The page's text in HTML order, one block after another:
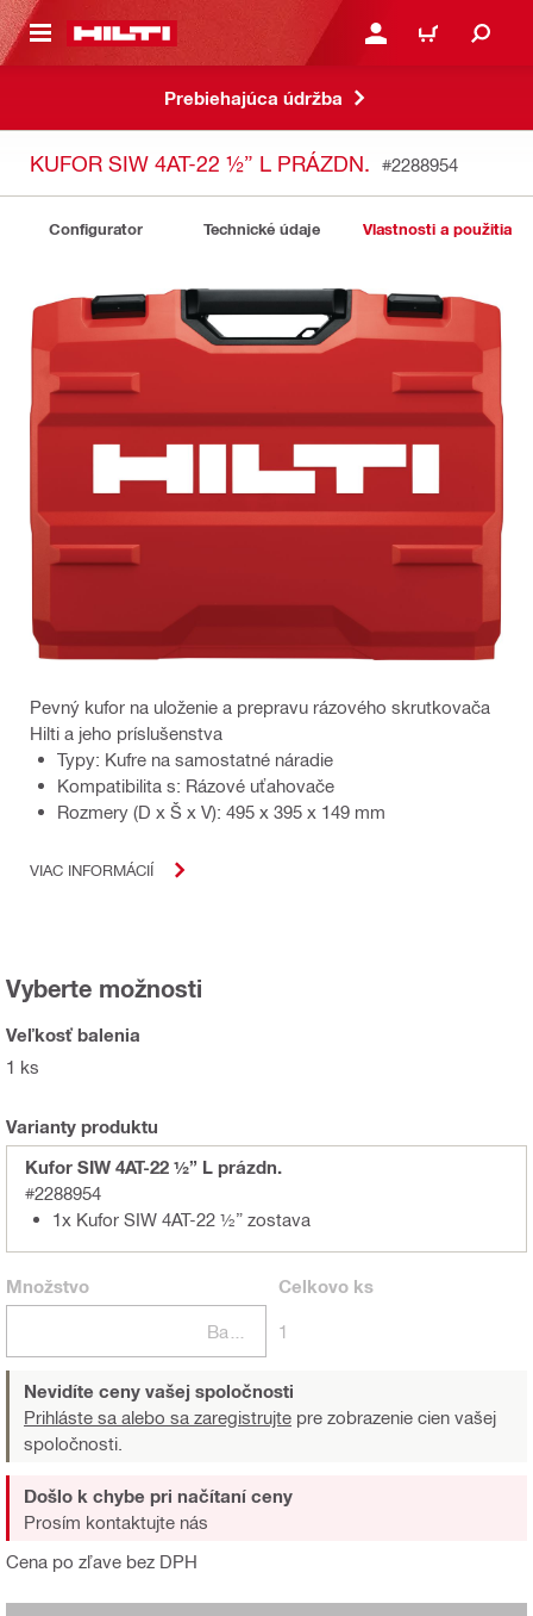
HLAVNÝ OBSAH PRIHLÁSIŤ ALEBO
KOŠÍK
Prebiehajúca údržba
KUFOR SIW 4AT-22 ½” L PRÁZDN. #2288954
Configurator Technické údaje Vlastnosti a použitia
Pevný kufor na uloženie a prepravu rázového skrutkovača
Hilti a jeho príslušenstva
Typy: Kufre na samostatné náradie
Kompatibilita s: Rázové uťahovače
Rozmery (D x Š x V): 495 x 395 x 149 mm
VIAC INFORMÁCIÍ
Vyberte možnosti
Veľkosť balenia
1 ks
Varianty produktu
Kufor SIW 4AT-22 ½” L prázdn.
#2288954
1x Kufor SIW 4AT-22 ½” zostava
Množstvo Celkovo ks
1
Nevidíte ceny vašej spoločnosti
Prihláste sa alebo sa zaregistrujte pre zobrazenie cien vašej
spoločnosti.
Cena po zľave bez DPH
Došlo k chybe pri načítaní ceny
Prosím kontaktujte nás